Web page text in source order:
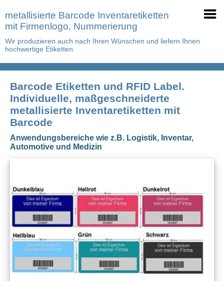
metallisierte Barcode Inventaretiketten
mit Firmenlogo, Nummerierung
Wir produzieren auch nach Ihren Wünschen und liefern Ihnen
hochwertige Etiketten
Barcode Etiketten und RFID Label.
Individuelle, maßgeschneiderte
metallisierte Inventaretiketten mit
Barcode
Anwendungsbereiche wie z.B. Logistik, Inventar,
Automotive und Medizin